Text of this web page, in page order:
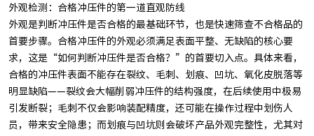
外观检测：合格冲压件的第一道直观防线
外观是判断冲压件是否合格的最基础环节，也是快速筛查不合格品的
首要步骤。合格冲压件的外观必须满足表面平整、无缺陷的核心要
求，这是“如何判断冲压件是否合格？”的首要切入点。具体来看，
合格的冲压件表面不能存在裂纹、毛刺、划痕、凹坑、氧化皮脱落等
明显缺陷——裂纹会大幅削弱冲压件的结构强度，在后续使用中极易
引发断裂；毛刺不仅会影响装配精度，还可能在操作过程中划伤人
员，带来安全隐患；而划痕与凹坑则会破坏产品外观完整性，尤其对